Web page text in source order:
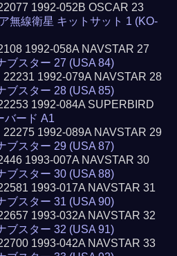
1992-052B OSCAR 23
無線衛星 キットサット 1 (KO-
1992-058A NAVSTAR 27
ブスター 27 (USA 84)
22231 1992-079A NAVSTAR 28
ブスター 28 (USA 85)
1992-084A SUPERBIRD
バード A1
22275 1992-089A NAVSTAR 29
ブスター 29 (USA 87)
1993-007A NAVSTAR 30
ブスター 30 (USA 88)
1993-017A NAVSTAR 31
ブスター 31 (USA 90)
1993-032A NAVSTAR 32
ブスター 32 (USA 91)
1993-042A NAVSTAR 33